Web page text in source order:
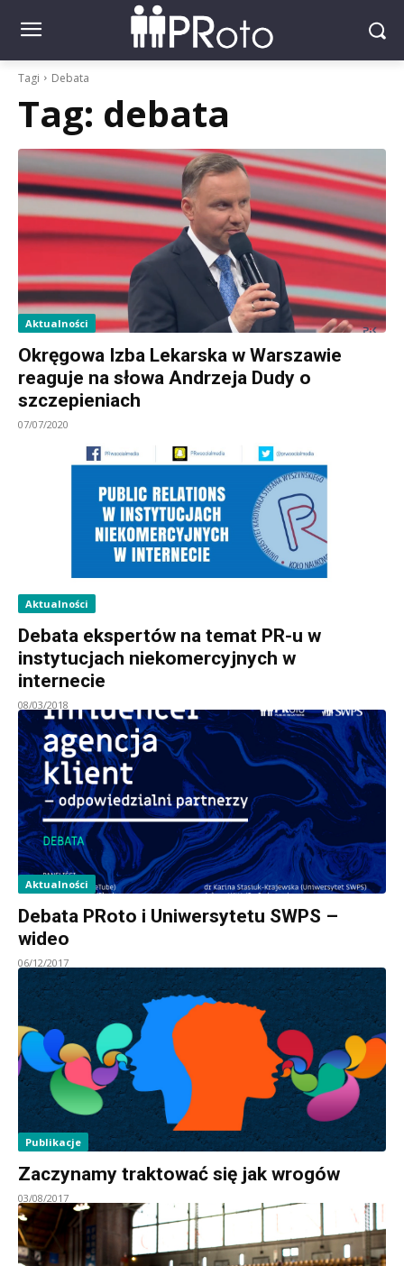
Tagi Debata
Tag: debata
Aktualności
Okręgowa Izba Lekarska w Warszawie
reaguje na słowa Andrzeja Dudy o
szczepieniach
07/07/2020
Aktualności
Debata ekspertów na temat PR-u w
instytucjach niekomercyjnych w
internecie
08/03/2018
Aktualności
Debata PRoto i Uniwersytetu SWPS –
wideo
06/12/2017
Publikacje
Zaczynamy traktować się jak wrogów
03/08/2017